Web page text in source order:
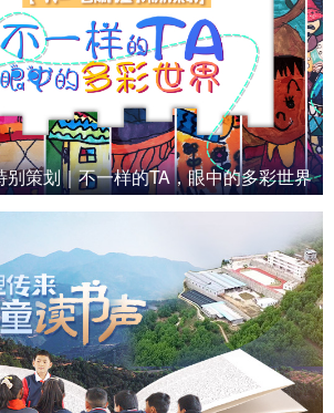
别策划｜不一样的TA，眼中的多彩世界